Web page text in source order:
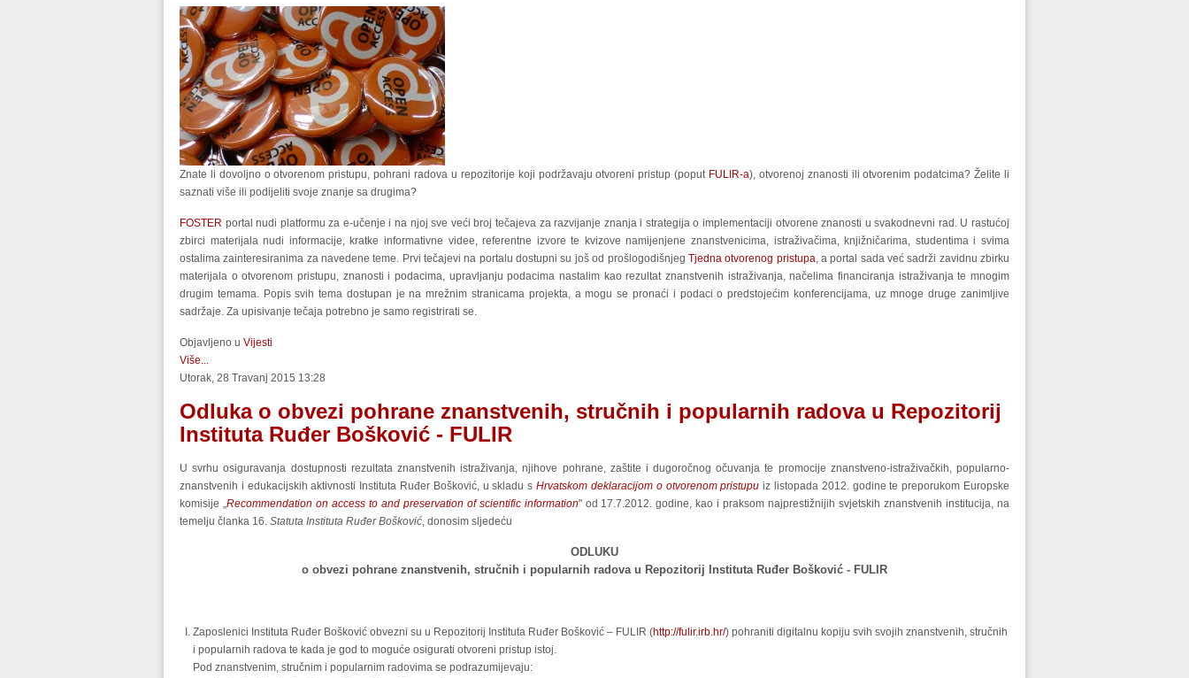
Znate li dovoljno o otvorenom pristupu, pohrani radova u repozitorije koji podržavaju otvoreni pristup (poput FULIR-a), otvorenoj znanosti ili otvorenim podatcima? Želite li
saznati više ili podijeliti svoje znanje sa drugima?
FOSTER portal nudi platformu za e-učenje i na njoj sve veći broj tečajeva za razvijanje znanja i strategija o implementaciji otvorene znanosti u svakodnevni rad. U rastućoj
zbirci materijala nudi informacije, kratke informativne videe, referentne izvore te kvizove namijenjene znanstvenicima, istraživačima, knjižničarima, studentima i svima
ostalima zainteresiranima za navedene teme. Prvi tečajevi na portalu dostupni su još od prošlogodišnjeg Tjedna otvorenog pristupa, a portal sada već sadrži zavidnu zbirku
materijala o otvorenom pristupu, znanosti i podacima, upravljanju podacima nastalim kao rezultat znanstvenih istraživanja, načelima financiranja istraživanja te mnogim
drugim temama. Popis svih tema dostupan je na mrežnim stranicama projekta, a mogu se pronaći i podaci o predstojećim konferencijama, uz mnoge druge zanimljive
sadržaje. Za upisivanje tečaja potrebno je samo registrirati se.
Objavljeno u Vijesti
Više...
Utorak, 28 Travanj 2015 13:28
Odluka o obvezi pohrane znanstvenih, stručnih i popularnih radova u Repozitorij
Instituta Ruđer Bošković - FULIR
U svrhu osiguravanja dostupnosti rezultata znanstvenih istraživanja, njihove pohrane, zaštite i dugoročnog očuvanja te promocije znanstveno-istraživačkih, popularno-
znanstvenih i edukacijskih aktivnosti Instituta Ruđer Bošković, u skladu sHrvatskom deklaracijom o otvorenom pristupu iz listopada 2012. godine te preporukom Europske
komisije „Recommendation on access to and preservation of scientific information" od 17.7.2012. godine, kao i praksom najprestižnijih svjetskih znanstvenih institucija, na
temelju članka 16. Statuta Instituta Ruđer Bošković, donosim sljedeću
ODLUKU
o obvezi pohrane znanstvenih, stručnih i popularnih radova u Repozitorij Instituta Ruđer Bošković - FULIR
Zaposlenici Instituta Ruđer Bošković obvezni su u Repozitorij Instituta Ruđer Bošković – FULIR (http://fulir.irb.hr/) pohraniti digitalnu kopiju svih svojih znanstvenih, stručnih
i popularnih radova te kada je god to moguće osigurati otvoreni pristup istoj.
Pod znanstvenim, stručnim i popularnim radovima se podrazumijevaju: